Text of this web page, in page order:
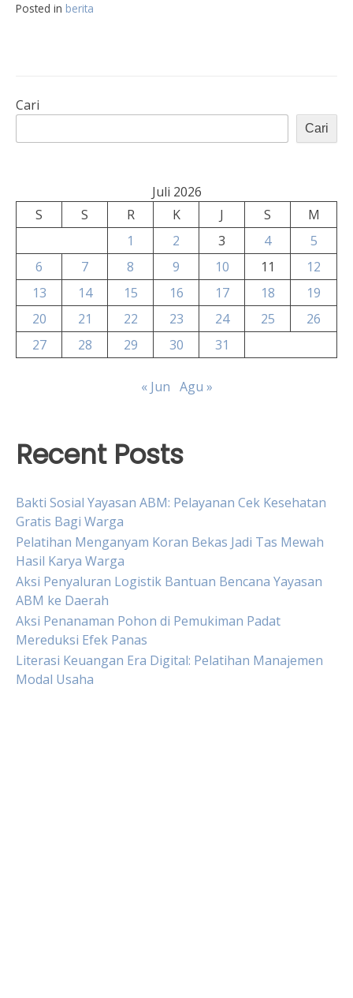
Posted in berita
Cari
Cari
Juli 2026
S
S R K J S
M
1
2 3 4
5
6
7 8 9 10 11
12
13
14 15 16 17 18
19
20
21 22 23 24 25
26
27
28 29 30 31
« Jun Agu »
Recent Posts
Bakti Sosial Yayasan ABM: Pelayanan Cek Kesehatan
Gratis Bagi Warga
Pelatihan Menganyam Koran Bekas Jadi Tas Mewah
Hasil Karya Warga
Aksi Penyaluran Logistik Bantuan Bencana Yayasan
ABM ke Daerah
Aksi Penanaman Pohon di Pemukiman Padat
Mereduksi Efek Panas
Literasi Keuangan Era Digital: Pelatihan Manajemen
Modal Usaha